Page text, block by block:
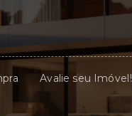
Avalie seu Imóvel!